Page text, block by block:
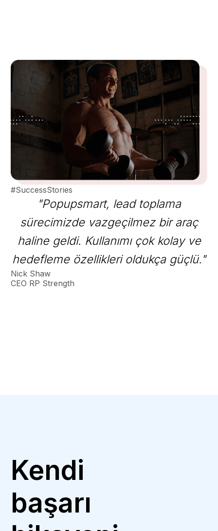
#SuccessStories
"Popupsmart, lead toplama
sürecimizde vazgeçilmez bir araç
haline geldi. Kullanımı çok kolay ve
hedefleme özellikleri oldukça güçlü."
Nick Shaw
CEO RP Strength
Kendi
başarı